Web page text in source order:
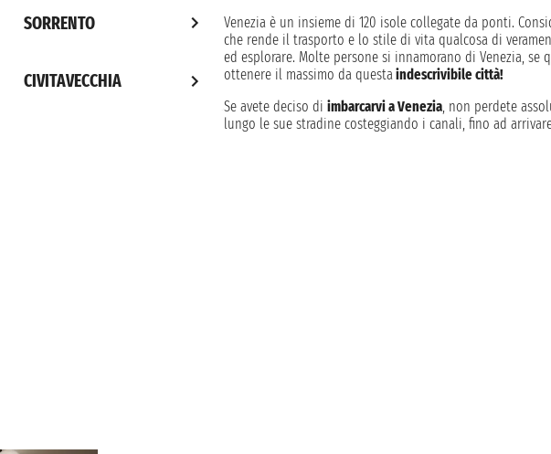
SORRENTO
CIVITAVECCHIA
Venezia è un insieme di 120 isole collegate da ponti.
che rende il trasporto e lo stile di vita qualcosa di
ed esplorare. Molte persone si innamorano di Venezia,
ottenere il massimo da questaindescrivibile città!
Se avete deciso di imbarcarvi a Venezia, non perdete
lungo le sue stradine costeggiando i canali, fino ad
di Murano e quella tradizionale dei ricami a merletto di